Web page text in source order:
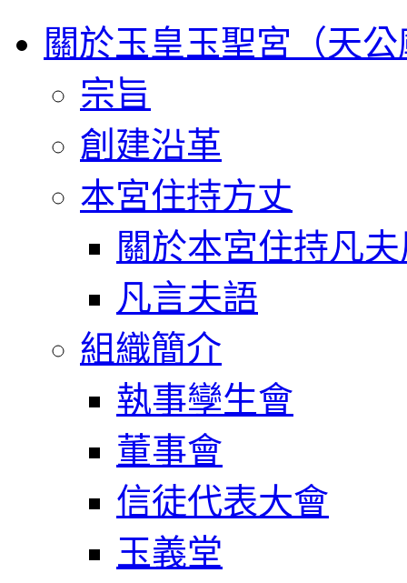
關於玉皇玉聖宮（天
宗旨
創建沿革
本宮住持方丈
關於本宮住持凡
凡言夫語
組織簡介
執事孿生會
董事會
信徒代表大會
玉義堂